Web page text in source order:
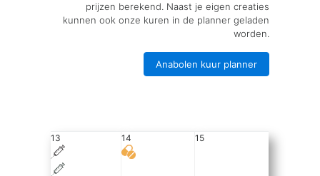
prijzen berekend. Naast je eigen creaties
kunnen ook onze kuren in de planner geladen
worden.
Anabolen kuur planner
13 14 15